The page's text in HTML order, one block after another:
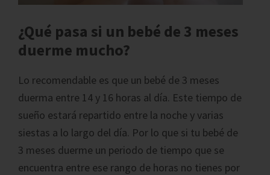
¿Qué pasa si un bebé de 3 meses
duerme mucho?
Lo recomendable es que un bebé de 3 meses
duerma entre 14 y 16 horas al día. Este tiempo de
sueño estará repartido entre la noche y varias
siestas a lo largo del día. Por lo que si tu bebé de
3 meses duerme un periodo de tiempo que se
encuentra entre ese rango de horas no tienes por